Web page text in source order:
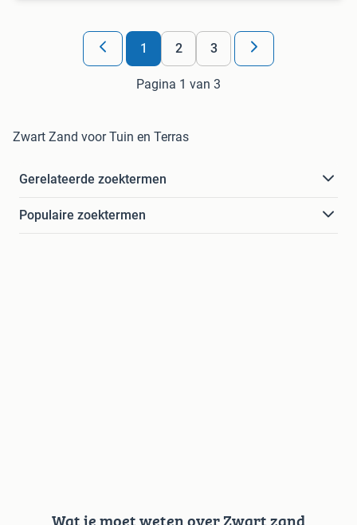
1 2 3
Pagina 1 van 3
Zwart Zand voor Tuin en Terras
Gerelateerde zoektermen
Populaire zoektermen
Wat je moet weten over Zwart zand